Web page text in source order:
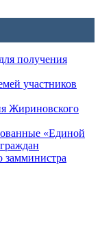
получения
участников
Жириновского
«Единой
замминистра